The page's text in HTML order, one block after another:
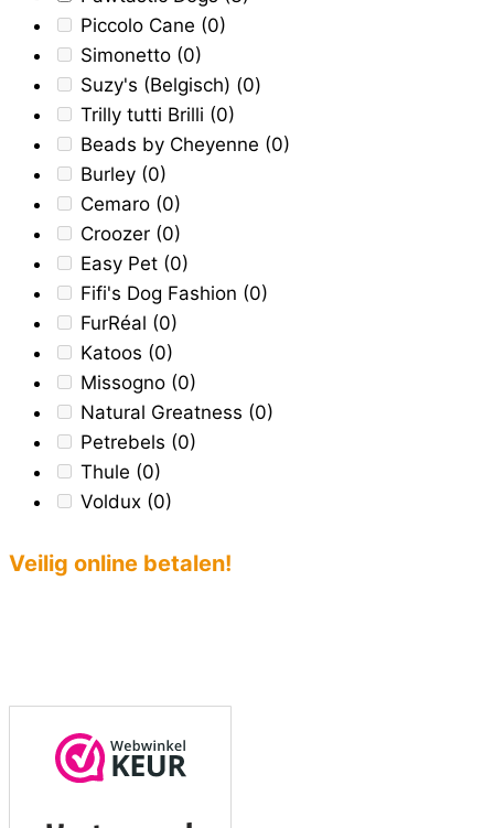
Piccolo Cane (0)
Simonetto (0)
Suzy's (Belgisch) (0)
Trilly tutti Brilli (0)
Beads by Cheyenne (0)
Burley (0)
Cemaro (0)
Croozer (0)
Easy Pet (0)
Fifi's Dog Fashion (0)
FurRéal (0)
Katoos (0)
Missogno (0)
Natural Greatness (0)
Petrebels (0)
Thule (0)
Voldux (0)
Veilig online betalen!